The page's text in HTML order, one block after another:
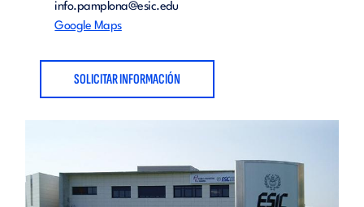
info.pamplona@esic.edu
Google Maps
SOLICITAR INFORMACIÓN